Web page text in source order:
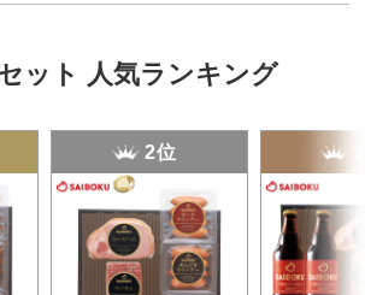
ット 人気ランキング
2位